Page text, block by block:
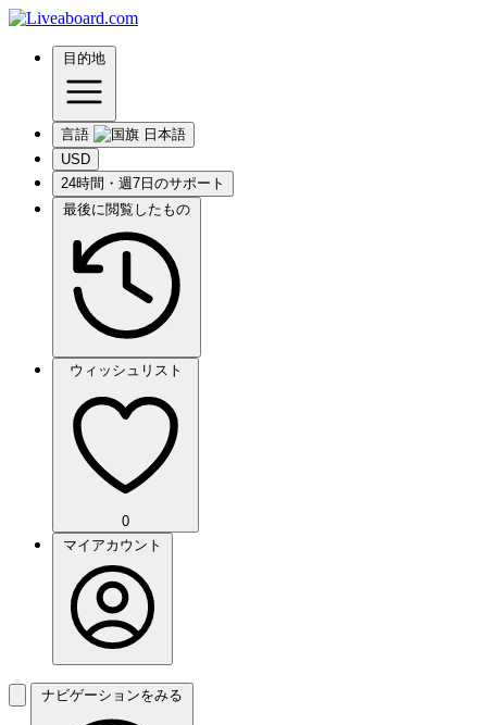
目的地
言語
USD
24時間・週7日のサポート
最後に閲覧したもの
ウィッシュリスト
0
マイアカウント
ナビゲーションをみる